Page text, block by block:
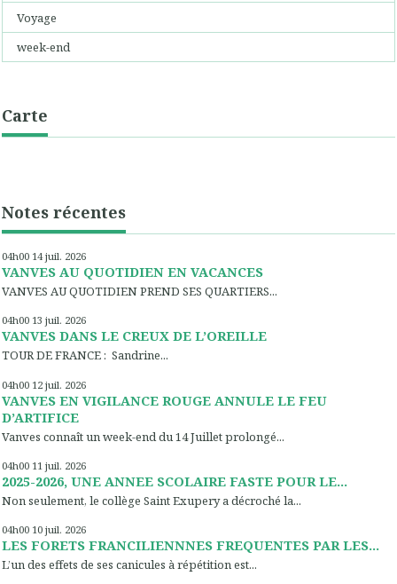
Voyage
week-end
Carte
Notes récentes
04h00 14 juil. 2026
VANVES AU QUOTIDIEN EN VACANCES
VANVES AU QUOTIDIEN PREND SES QUARTIERS...
04h00 13 juil. 2026
VANVES DANS LE CREUX DE L’OREILLE
TOUR DE FRANCE : Sandrine...
04h00 12 juil. 2026
VANVES EN VIGILANCE ROUGE ANNULE LE FEU
D’ARTIFICE
Vanves connaît un week-end du 14 Juillet prolongé...
04h00 11 juil. 2026
2025-2026, UNE ANNEE SCOLAIRE FASTE POUR LE...
Non seulement, le collège Saint Exupery a décroché la...
04h00 10 juil. 2026
LES FORETS FRANCILIENNNES FREQUENTES PAR LES...
L’un des effets de ses canicules à répétition est...